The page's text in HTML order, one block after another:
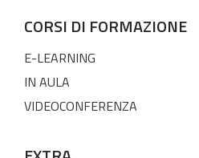
CORSI DI FORMAZIONE
E-LEARNING
IN AULA
VIDEOCONFERENZA